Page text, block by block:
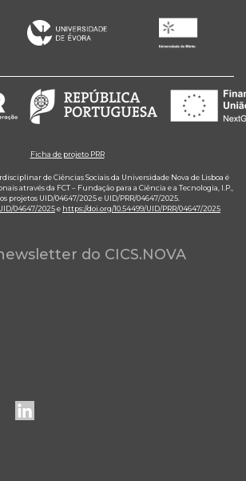
Ficha de projeto PRR
de Ciências Sociais da Universidade Nova de Lisboa é
através da FCT – Fundação para a Ciência e a Tecnologia, I.P.,
projetos UID/04647/2025 e UID/PRR/04647/2025.
04647/2025e https://doi.org/10.54499/UID/PRR/04647/2025
do CICS.NOVA